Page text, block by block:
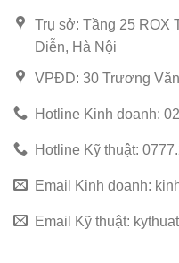
Trụ sở: Tầng 25 ROX
Diễn, Hà Nội
VPĐD: 30 Trương
Hotline Kinh doanh:
Hotline Kỹ thuật:
Email Kinh doanh:
Email Kỹ thuật: